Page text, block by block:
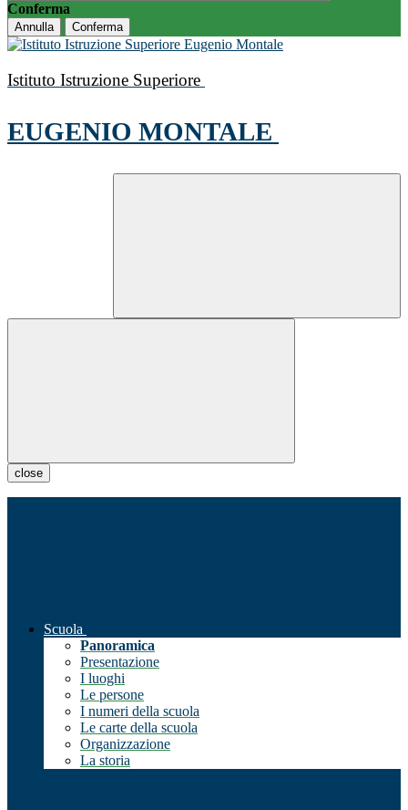
Conferma
Annulla Conferma
Istituto Istruzione Superiore
EUGENIO MONTALE
close
Scuola
Panoramica
Presentazione
I luoghi
Le persone
I numeri della scuola
Le carte della scuola
Organizzazione
La storia